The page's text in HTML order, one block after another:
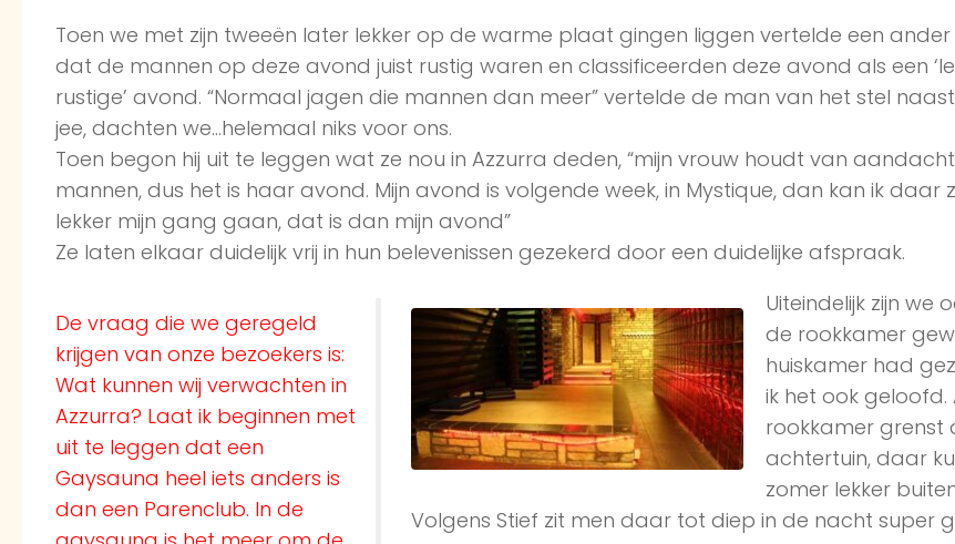
Toen we met zijn tweeën later lekker op de warme plaat gingen liggen vertelde een ander
dat de mannen op deze avond juist rustig waren en classificeerden deze avond als een
rustige’ avond. “Normaal jagen die mannen dan meer” vertelde de man van het stel naast
jee, dachten we…helemaal niks voor ons.
Toen begon hij uit te leggen wat ze nou in Azzurra deden, “mijn vrouw houdt van
mannen, dus het is haar avond. Mijn avond is volgende week, in Mystique, dan kan ik daar
lekker mijn gang gaan, dat is dan mijn avond”
Ze laten elkaar duidelijk vrij in hun belevenissen gezekerd door een duidelijke afspraak.
De vraag die we geregeld
krijgen van onze bezoekers is:
Wat kunnen wij verwachten in
Azzurra? Laat ik beginnen met
uit te leggen dat een
Gaysauna heel iets anders is
dan een Parenclub. In de
Uiteindelijk zijn we
de rookkamer
huiskamer had
ik het ook geloofd.
rookkamer grenst
achtertuin, daar
zomer lekker
Volgens Stief zit men daar tot diep in de nacht super